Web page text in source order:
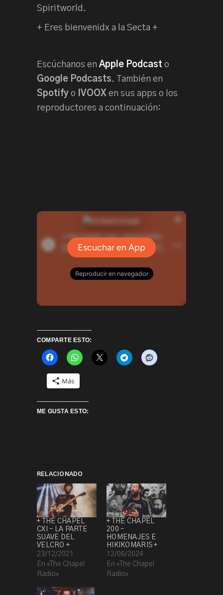
Spiritworld.
+ Eres bienvenidx a la Secta +
Escúchanos en Apple Podcast o
Google Podcasts. También en
Spotify o IVOOX en sus apps o los
reproductores a continuación:
COMPARTE ESTO:
Más
ME GUSTA ESTO:
RELACIONADO
+ THE CHAPEL
CXI – LA PARTE
SUAVE DEL
VELCRO +
23/12/2021
En «The Chapel
Radio»
+ THE CHAPEL
200 –
HOMENAJES E
HIKIKOMARIS +
12/06/2024
En «The Chapel
Radio»